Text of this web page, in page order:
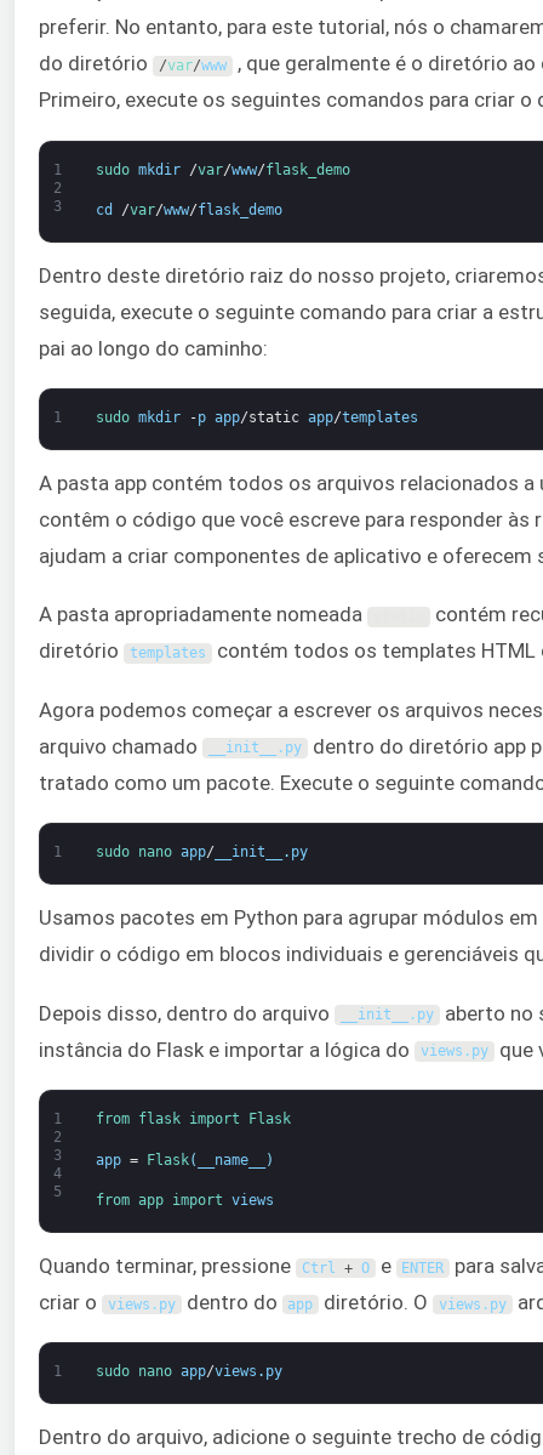
preferir. No entanto, para este tutorial, nós o
do diretório
/var/www , que geralmente é o diretório ao
Primeiro, execute os seguintes comandos para criar o
1
2
3
sudo mkdir /var/www/flask_demo
cd /var/www/flask_demo
Dentro deste diretório raiz do nosso projeto,
seguida, execute o seguinte comando para criar a
pai ao longo do caminho:
1 sudo mkdir -p app/static app/templates
A pasta app contém todos os arquivos relacionados
contêm o código que você escreve para responder
ajudam a criar componentes de aplicativo e
A pasta apropriadamente nomeada
contém
diretório
templates contém todos os templates HTML
Agora podemos começar a escrever os arquivos
arquivo chamado
__init__ . py dentro do diretório app
tratado como um pacote. Execute o seguinte
1 sudo nano app/ __init__ . py
Usamos pacotes em Python para agrupar módulos
dividir o código em blocos individuais e gerenciáveis
Depois disso, dentro do arquivo __init__ . py aberto no
instância do Flask e importar a lógica do
views . py que
1
2
3
4
5
from flask import Flask
app = Flask( __name__ )
from app import views
Quando terminar, pressione Ctrl + O e ENTER
para
criar o
views . py dentro do app diretório. O views . py
1 sudo nano app/views . py
Dentro do arquivo, adicione o seguinte trecho de